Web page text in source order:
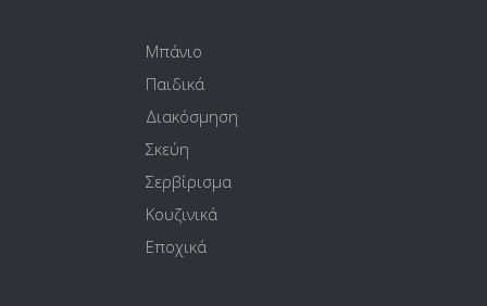
Μπάνιο
Παιδικά
Διακόσμηση
Σκεύη
Σερβίρισμα
Κουζινικά
Εποχικά